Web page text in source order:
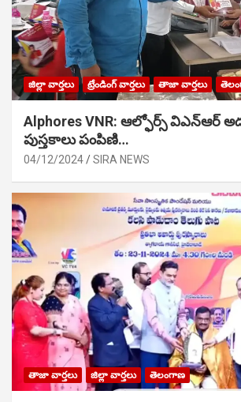
జిల్లా వార్తలు ట్రేండింగ్ వార్తలు తాజా వార్తలు
Alphores VNR: ఆల్ఫోర్స్ విఎన్ఆర్
పుస్తకాలు పంపిణి…
04/12/2024 SIRA NEWS
తాజా వార్తలు జిల్లా వార్తలు తెలంగాణ